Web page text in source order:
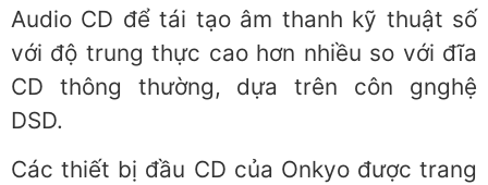
Audio CD để tái tạo âm thanh kỹ thuật số
với độ trung thực cao hơn nhiều so với đĩa
CD thông thường, dựa trên côn gnghệ
DSD.
Các thiết bị đầu CD của Onkyo được trang